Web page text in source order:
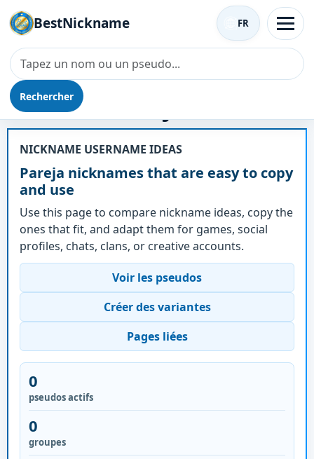
BestNickname
Rechercher
FR
Surnom - Pareja
NICKNAME USERNAME IDEAS
Pareja nicknames that are easy to copy
and use
Use this page to compare nickname ideas, copy the
ones that fit, and adapt them for games, social
profiles, chats, clans, or creative accounts.
Voir les pseudos
Créer des variantes
Pages liées
0
pseudos actifs
0
groupes